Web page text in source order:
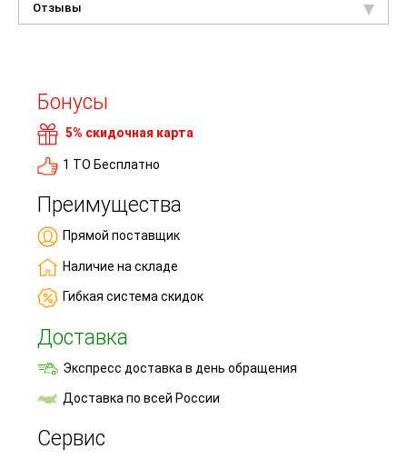
Отзывы
Бонусы
5% скидочная карта
1 ТО Бесплатно
Преимущества
Прямой поставщик
Наличие на складе
Гибкая система скидок
Доставка
Экспресс доставка в день обращения
Доставка по всей России
Сервис